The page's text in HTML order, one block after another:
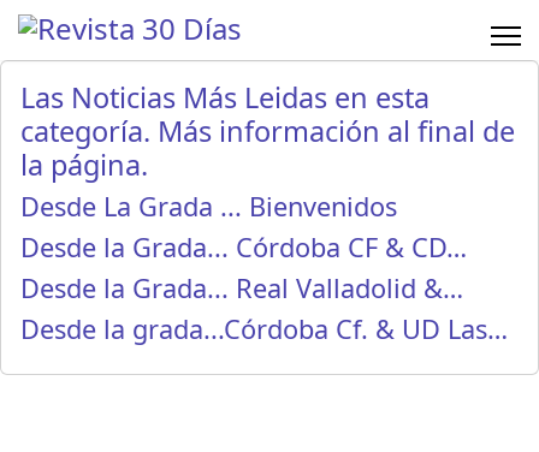
Las Noticias Más Leidas en esta
categoría. Más información al final de
la página.
Desde La Grada ... Bienvenidos
Desde la Grada... Córdoba CF & CD…
Desde la Grada... Real Valladolid &…
Desde la grada...Córdoba Cf. & UD Las…